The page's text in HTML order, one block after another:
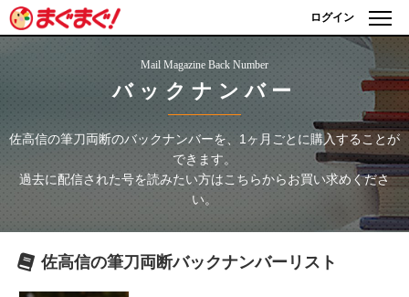
ログイン
Mail Magazine Back Number
バックナンバー
佐高信の筆刀両断のバックナンバーを、1ヶ月ごとに購入することが
できます。
過去に配信された号を読みたい方はこちらからお買い求めくださ
い。
佐高信の筆刀両断バックナンバーリスト